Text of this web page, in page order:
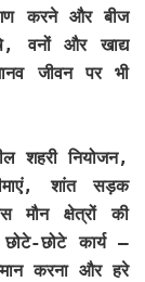
करने और बीज
वनों और खाद्य
जीवन पर भी
शहरी नियोजन,
शांत सड़क
क्षेत्रों की
छोटे कार्य –
करना और हरे